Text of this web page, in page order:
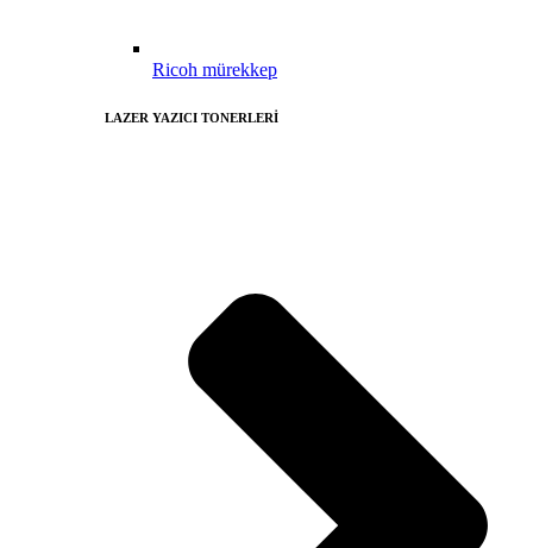
Ricoh mürekkep
LAZER YAZICI TONERLERİ